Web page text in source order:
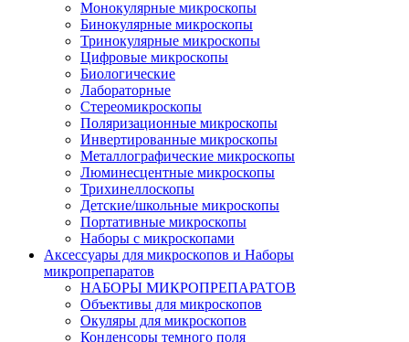
Монокулярные микроскопы
Бинокулярные микроскопы
Тринокулярные микроскопы
Цифровые микроскопы
Биологические
Лабораторные
Стереомикроскопы
Поляризационные микроскопы
Инвертированные микроскопы
Металлографические микроскопы
Люминесцентные микроскопы
Трихинеллоскопы
Детские/школьные микроскопы
Портативные микроскопы
Наборы с микроскопами
Аксессуары для микроскопов и Наборы
микропрепаратов
НАБОРЫ МИКРОПРЕПАРАТОВ
Объективы для микроскопов
Окуляры для микроскопов
Конденсоры темного поля